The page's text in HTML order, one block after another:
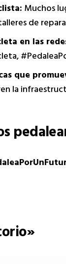
Muchos
de
en las
que
la